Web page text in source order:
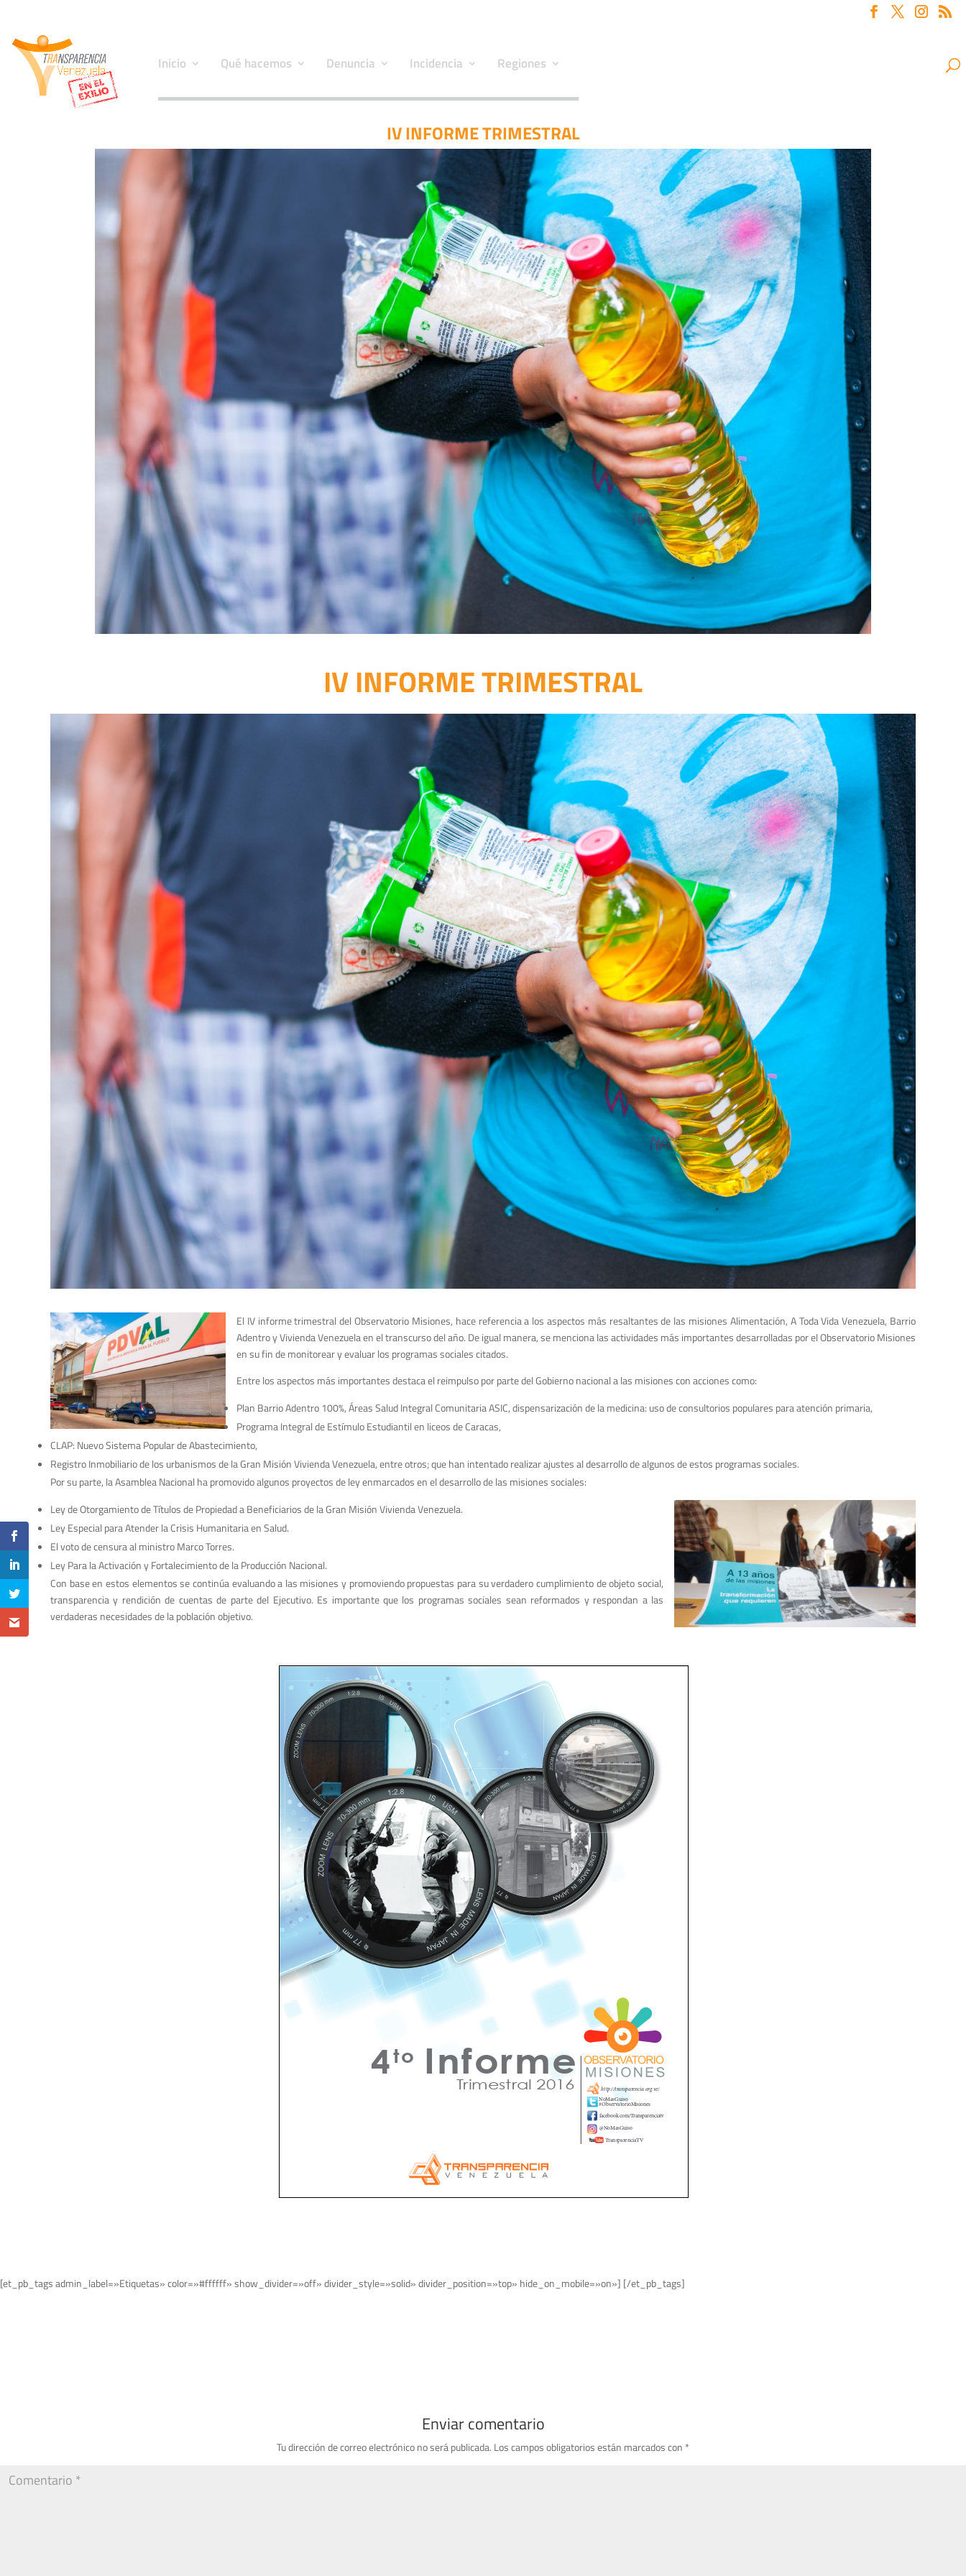
Inicio Qué hacemos Denuncia Incidencia Regiones
IV INFORME TRIMESTRAL
IV INFORME TRIMESTRAL
El IV informe trimestral del Observatorio Misiones, hace referencia a los aspectos más resaltantes de las misiones Alimentación, A Toda Vida Venezuela, Barrio
Adentro y Vivienda Venezuela en el transcurso del año. De igual manera, se menciona las actividades más importantes desarrolladas por el Observatorio Misiones
en su fin de monitorear y evaluar los programas sociales citados.
Entre los aspectos más importantes destaca el reimpulso por parte del Gobierno nacional a las misiones con acciones como:
Plan Barrio Adentro 100%, Áreas Salud Integral Comunitaria ASIC, dispensarización de la medicina: uso de consultorios populares para atención primaria,
Programa Integral de Estímulo Estudiantil en liceos de Caracas,
CLAP: Nuevo Sistema Popular de Abastecimiento,
Registro Inmobiliario de los urbanismos de la Gran Misión Vivienda Venezuela, entre otros; que han intentado realizar ajustes al desarrollo de algunos de estos programas sociales.
Por su parte, la Asamblea Nacional ha promovido algunos proyectos de ley enmarcados en el desarrollo de las misiones sociales:
Ley de Otorgamiento de Títulos de Propiedad a Beneficiarios de la Gran Misión Vivienda Venezuela.
Ley Especial para Atender la Crisis Humanitaria en Salud.
El voto de censura al ministro Marco Torres.
Ley Para la Activación y Fortalecimiento de la Producción Nacional.
Con base en estos elementos se continúa evaluando a las misiones y promoviendo propuestas para su verdadero cumplimiento de objeto social,
transparencia y rendición de cuentas de parte del Ejecutivo. Es importante que los programas sociales sean reformados y respondan a las
verdaderas necesidades de la población objetivo.
[et_pb_tags admin_label=»Etiquetas» color=»#ffffff» show_divider=»off» divider_style=»solid» divider_position=»top» hide_on_mobile=»on»] [/et_pb_tags]
Enviar comentario
Tu dirección de correo electrónico no será publicada. Los campos obligatorios están marcados con *